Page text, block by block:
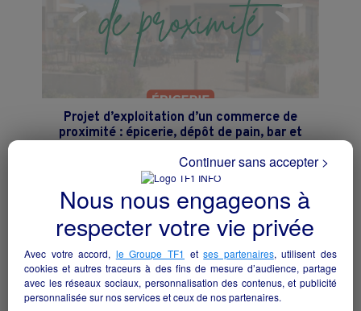
Projet d’exploitation d’un commerce de
proximité : épicerie, dépôt de pain, bar et
Rochetrejoux - 85510
Hôtellerie et restauration collectivite
Nous nous engageons à
respecter votre vie privée
Avec votre accord, le Groupe TF1 etses partenaires, utilisent des
cookies et autres traceurs à des fins de mesure d’audience, partage
avec les réseaux sociaux, personnalisation des contenus, et publicité
personnalisée sur nos services et ceux de nos partenaires.
Continuer sans accepter >